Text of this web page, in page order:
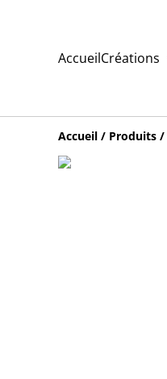
AccueilCréations
Accueil / Produits /